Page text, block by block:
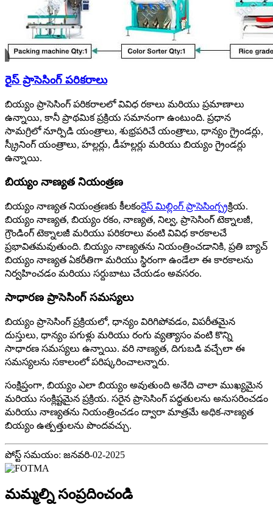
రైస్ ప్రాసెసింగ్ పరికరాలు
బియ్యం ప్రాసెసింగ్ పరికరాలలో వివిధ రకాలు మరియు ప్రమాణాలు
ఉన్నాయి, కానీ ప్రాథమిక ప్రక్రియ సమానంగా ఉంటుంది. ప్రధాన
సామగ్రిలో నూర్పిడి యంత్రాలు, శుభ్రపరిచే యంత్రాలు, ధాన్యం గ్రైండర్లు,
స్క్రీనింగ్ యంత్రాలు, హల్లర్లు, డీహల్లర్లు మరియు బియ్యం గ్రైండర్లు
ఉన్నాయి.
బియ్యం నాణ్యత నియంత్రణ
బియ్యం నాణ్యత నియంత్రణకు కీలకంరైస్ మిల్లింగ్ ప్రాసెసింగ్ప్రక్రియ.
బియ్యం నాణ్యత, బియ్యం రకం, నాణ్యత, నిల్వ, ప్రాసెసింగ్ టెక్నాలజీ,
గ్రౌండింగ్ టెక్నాలజీ మరియు పరికరాలు వంటి వివిధ కారకాలచే
ప్రభావితమవుతుంది. బియ్యం నాణ్యతను నియంత్రించడానికి, ప్రతి బ్యాచ్
బియ్యం నాణ్యత ఏకరీతిగా మరియు స్థిరంగా ఉండేలా ఈ కారకాలను
నిర్వహించడం మరియు సర్దుబాటు చేయడం అవసరం.
సాధారణ ప్రాసెసింగ్ సమస్యలు
బియ్యం ప్రాసెసింగ్ ప్రక్రియలో, ధాన్యం విరిగిపోవడం, విపరీతమైన
దుస్తులు, ధాన్యం పగుళ్లు మరియు రంగు వ్యత్యాసం వంటి కొన్ని
సాధారణ సమస్యలు ఉన్నాయి. వరి నాణ్యత, దిగుబడి వచ్చేలా ఈ
సమస్యలను సకాలంలో పరిష్కరించాలన్నారు.
సంక్షిప్తంగా, బియ్యం ఎలా బియ్యం అవుతుంది అనేది చాలా ముఖ్యమైన
మరియు సంక్లిష్టమైన ప్రక్రియ. సరైన ప్రాసెసింగ్ పద్ధతులను అనుసరించడం
మరియు నాణ్యతను నియంత్రించడం ద్వారా మాత్రమే అధిక-నాణ్యత
బియ్యం ఉత్పత్తులను పొందవచ్చు.
పోస్ట్ సమయం: జనవరి-02-2025
మమ్మల్ని సంప్రదించండి